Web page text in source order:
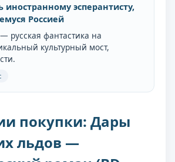
иностранному эсперантисту,
Россией
русская фантастика на
культурный мост,
покупки: Дары
льдов —